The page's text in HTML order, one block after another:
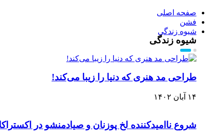
صفحه اصلی
فشن
شیوه زندگی
شیوه زندگی
طراحی مد هنری که دنیا را زیبا می‌کند!
۱۴ آبان ۱۴۰۲
شروع ناامیدکننده لخ پوزنان و صیادمنشو در